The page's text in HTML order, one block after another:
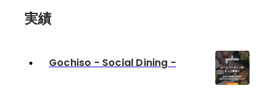
実績
Gochiso - Social Dining -